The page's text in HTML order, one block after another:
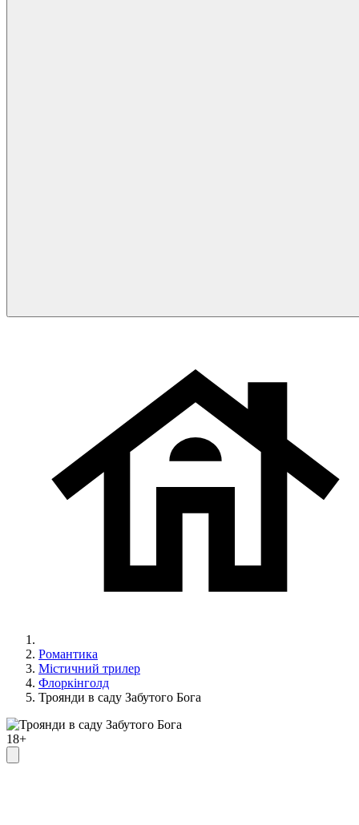
Романтика
Містичний трилер
Флоркінголд
Троянди в саду Забутого Бога
18+